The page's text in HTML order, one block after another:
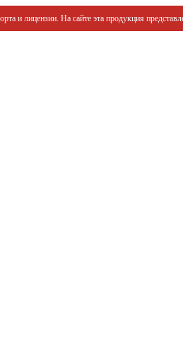
и лицензии. На сайте эта продукция